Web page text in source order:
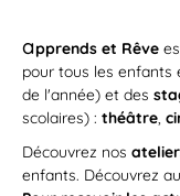
apprends et Rêve
pour tous les enfants
de l'année) et des
scolaires) : théâtre,
Découvrez nos
enfants. Découvrez